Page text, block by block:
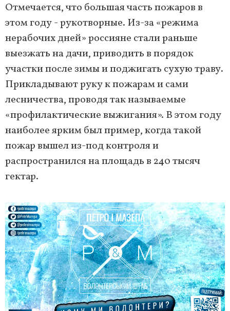
Отмечается, что большая часть пожаров в
этом году - рукотворные. Из-за «режима
нерабочих дней» россияне стали раньше
выезжать на дачи, приводить в порядок
участки после зимы и поджигать сухую траву.
Прикладывают руку к пожарам и сами
лесничества, проводя так называемые
«профилактические выжигания». В этом году
наиболее ярким был пример, когда такой
пожар вышел из-под контроля и
распространился на площадь в 240 тысяч
гектар.